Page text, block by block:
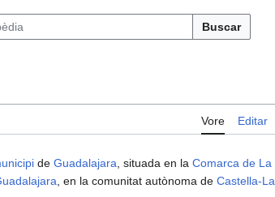
Buscar
Vore Editar
de Guadalajara , situada en la Comarca de La
, en la comunitat autònoma de Castella-La